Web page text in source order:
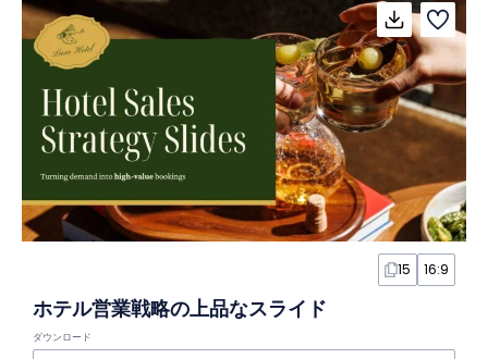
15 16:9
ホテル営業戦略の上品なスライド
ダウンロード